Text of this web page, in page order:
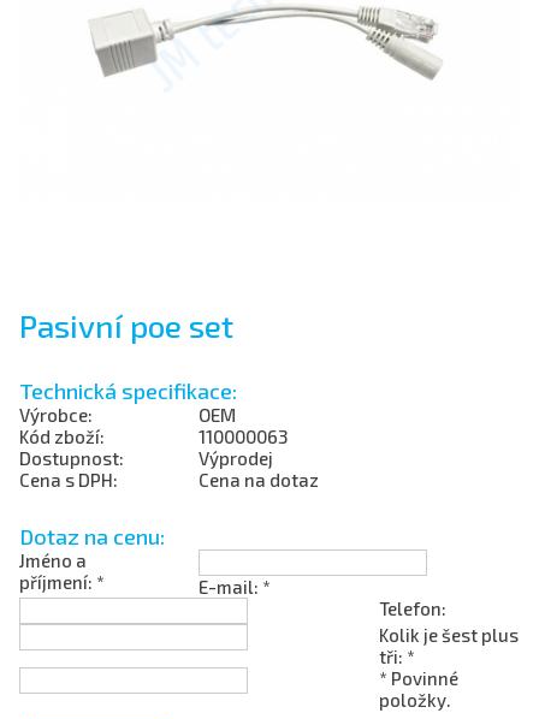
Pasivní poe set
Technická specifikace:
Výrobce:
OEM
Kód zboží:
110000063
Dostupnost:
Výprodej
Cena s DPH:
Cena na dotaz
Dotaz na cenu:
Jméno a
příjmení: *
E-mail: *
Telefon:
Kolik je šest plus
tři: *
* Povinné
položky.